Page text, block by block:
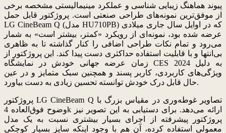
پیوند هماهنگ زیبایی شناسی و عملکرد مینیمالیستی مشخصه برخی
از موفق‌ترین نمونه‌های طراحی صنعتی است. پروژکتور قابل حمل
LG CineBeam Q (مدل HU710PB) که در اوایل سال جاری میلادی
عرضه شده بود، نمونه‌ای از رویکرد «کمتر، بیشتر است» به شمار
می‌رود و تمام نکات طراحی اضافی را کنار گذاشته تا به ظاهری
بی‌انتها و با قابلیت استفاده حداکثری دست پیدا کند. این پروژکتور از
زمان عرضه جهانی خودش در نمایشگاه CES 2024 به دلیل
ویژگی‌های کاربردی، کاربر پسند و همچنین سبک متمایز و در عین
حال قابل درک خودش توانسته تحسین زیادی به دست بیاورد.
پروژکتور LG CineBeam Q تصاویر غوطه‌وری در مقیاس بزرگ با
وضوح فوق‌العاده 4k ارائه می‌دهد. برای دستیابی به این تصویر نیز
پروژکتور پیشرفته از اجرای بسیار بیشتری نسبت به یک مدل
معمولی استفاده کرده، آن هم با وجود اینکه سایز بسیار کوچکی